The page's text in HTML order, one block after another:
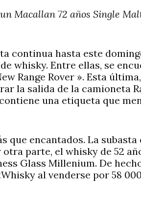
Macallan 72 años Single
continua hasta este
whisky. Entre ellas, se
Range Rover ». Esta
la salida de la camioneta
una etiqueta que
que encantados. La subasta
parte, el whisky de 52
Glass Millenium. De
al venderse por 58